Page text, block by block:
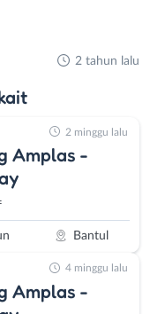
2 tahun lalu
Amplas -
Bantul
2 minggu lalu
Amplas -
4 minggu lalu